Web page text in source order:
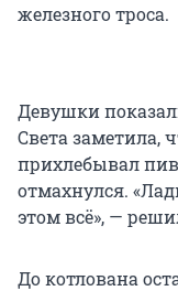
железного троса.
Девушки
Света заметила,
прихлебывал
отмахнулся.
этом всё», —
До котлована